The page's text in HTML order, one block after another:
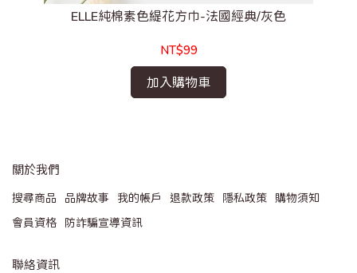
ELLE純棉素色緹花方巾-法國經典/灰色
NT$99
加入購物車
關於我們
搜尋商品 品牌故事 我的帳戶 退款政策 隱私政策
購物須知
會員資格
防詐騙宣導資訊
聯絡資訊